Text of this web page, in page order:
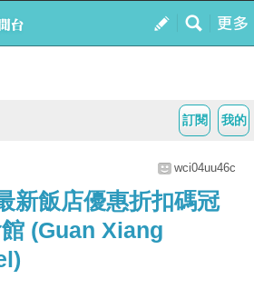
我的
訂閱
wci04uu46c
新飯店優惠折扣碼冠
(Guan Xiang